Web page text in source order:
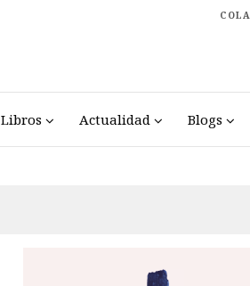
Libros Actualidad Blogs